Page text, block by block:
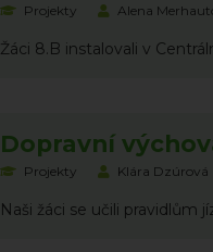
Projekty Alena
Žáci 8.B instalovali v
Dopravní
Projekty Klára Dzúrová
Naši žáci se učili pravidlům